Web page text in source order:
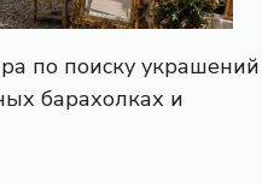
по поиску украшений
барахолках и